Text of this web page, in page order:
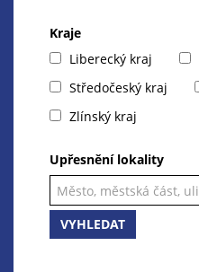
Kraje
Liberecký kraj
Středočeský kraj
Zlínský kraj
Upřesnění lokality
VYHLEDAT